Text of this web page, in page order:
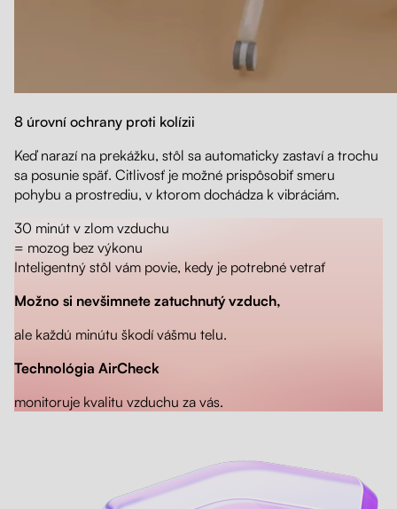
8 úrovní ochrany proti kolízii
Keď narazí na prekážku, stôl sa automaticky zastaví a trochu
sa posunie späť. Citlivosť je možné prispôsobiť smeru
pohybu a prostrediu, v ktorom dochádza k vibráciám.
30 minút v zlom vzduchu
= mozog bez výkonu
Inteligentný stôl vám povie, kedy je potrebné vetrať
Možno si nevšimnete zatuchnutý vzduch,
ale každú minútu škodí vášmu telu.
Technológia AirCheck
monitoruje kvalitu vzduchu za vás.